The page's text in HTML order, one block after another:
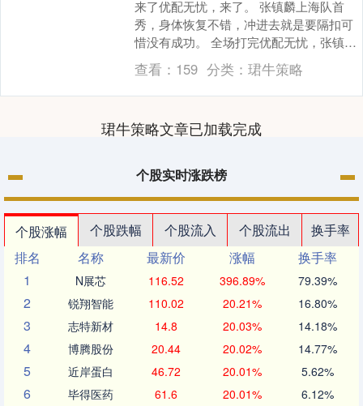
来了优配无忧，来了。 张镇麟上海队首
秀，身体恢复不错，冲进去就是要隔扣可
惜没有成功。 全场打完优配无忧，张镇麟
出战29分钟，投篮14中5，贡献12分5板6
助全面....
查看： 159 分类： 珺牛策略
珺牛策略文章已加载完成
个股实时涨跌榜
个股涨幅 个股跌幅 个股流入 个股流出
换手率
排名
名称 最新价 涨幅
换手率
1
N展芯 116.52 396.89% 79.39%
2 锐翔智能 110.02 20.21% 16.80%
3 志特新材 14.8 20.03% 14.18%
4 博腾股份 20.44 20.02% 14.77%
5 近岸蛋白 46.72 20.01% 5.62%
6 毕得医药 61.6 20.01% 6.12%